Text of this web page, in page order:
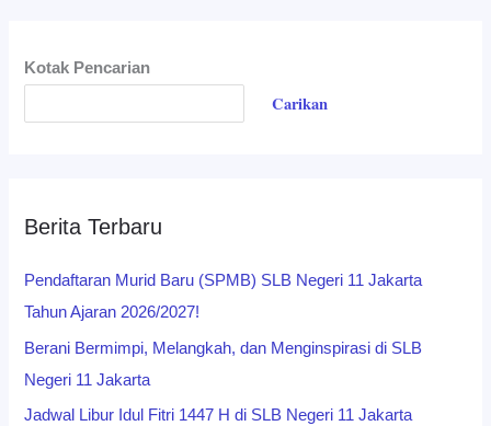
Kotak Pencarian
Carikan
Berita Terbaru
Pendaftaran Murid Baru (SPMB) SLB Negeri 11 Jakarta
Tahun Ajaran 2026/2027!
Berani Bermimpi, Melangkah, dan Menginspirasi di SLB
Negeri 11 Jakarta
Jadwal Libur Idul Fitri 1447 H di SLB Negeri 11 Jakarta